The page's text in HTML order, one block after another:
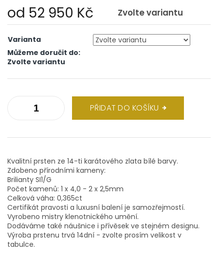
od 52 950 Kč Zvolte variantu
cena:
Varianta
Můžeme doručit do:
Zvolte variantu
PŘIDAT DO KOŠÍKU
Kvalitní prsten ze 14-ti karátového zlata bílé barvy.
Zdobeno přírodními kameny:
Brilianty SI1/G
Počet kamenů: 1 x 4,0 - 2 x 2,5mm
Celková váha: 0,365ct
Certifikát pravosti a luxusní balení je samozřejmostí.
Vyrobeno mistry klenotnického umění.
Dodáváme také náušnice i přívěsek ve stejném designu.
Výroba prstenu trvá 14dní - zvolte prosím velikost v
tabulce.